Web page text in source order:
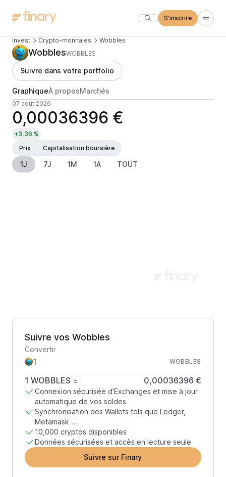
S'inscrire
Invest Crypto-monnaies Wobbles
WobblesWOBBLES
Suivre dans votre portfolio
GraphiqueÀ proposMarchés
07 août 2026
0,00036396 €
+3,36 %
Prix
Capitalisation boursière
1J 7J 1M 1A TOUT
Suivre vos Wobbles
Convertir
WOBBLES
1 WOBBLES = 0,00036396 €
Connexion sécurisée d’Exchanges et mise à jour
automatique de vos soldes
Synchronisation des Wallets tels que Ledger,
Metamask ...
10,000 cryptos disponibles
Données sécurisées et accès en lecture seule
Suivre sur Finary